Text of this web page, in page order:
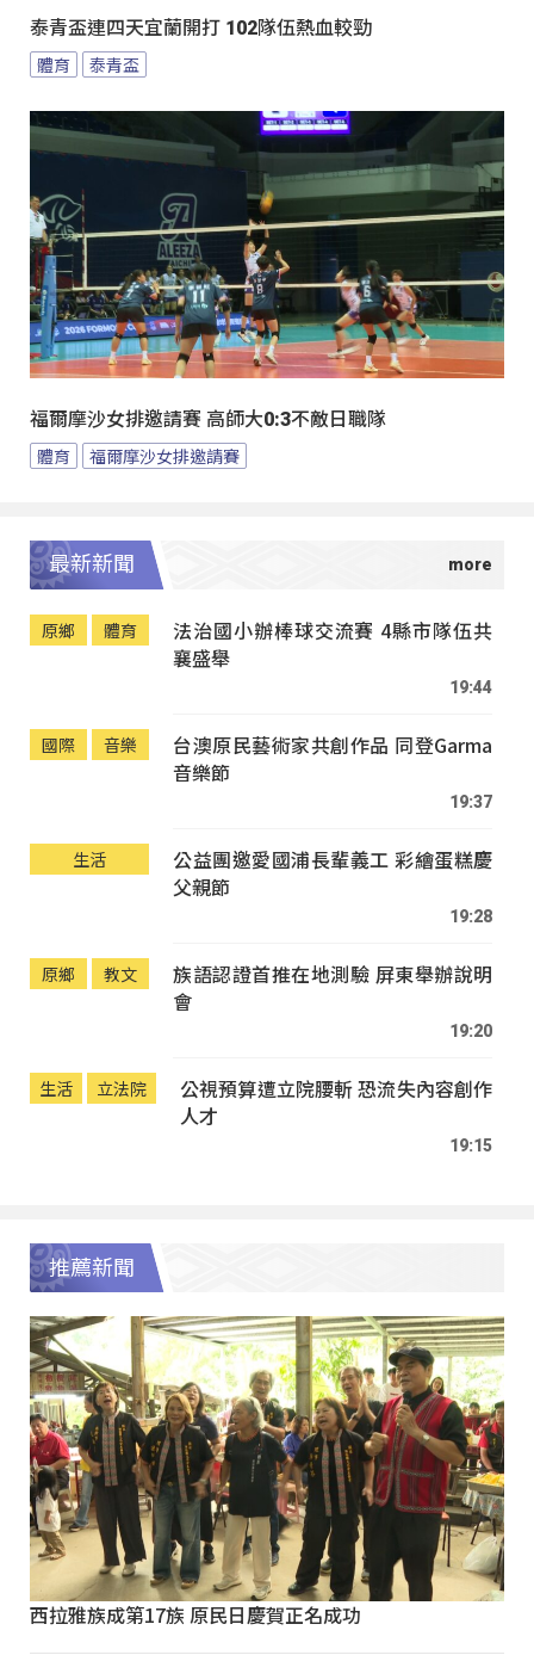
泰青盃連四天宜蘭開打 102隊伍熱血較勁
體育 泰青盃
福爾摩沙女排邀請賽 高師大0:3不敵日職隊
體育 福爾摩沙女排邀請賽
最新新聞
原鄉 體育
法治國小辦棒球交流賽 4縣市隊伍共
襄盛舉
19:44
國際 音樂
台澳原民藝術家共創作品 同登Garma
音樂節
19:37
生活
公益團邀愛國浦長輩義工 彩繪蛋糕慶
父親節
19:28
原鄉 教文
族語認證首推在地測驗 屏東舉辦說明
會
19:20
生活 立法院
公視預算遭立院腰斬 恐流失內容創作
人才
19:15
推薦新聞
西拉雅族成第17族 原民日慶賀正名成功